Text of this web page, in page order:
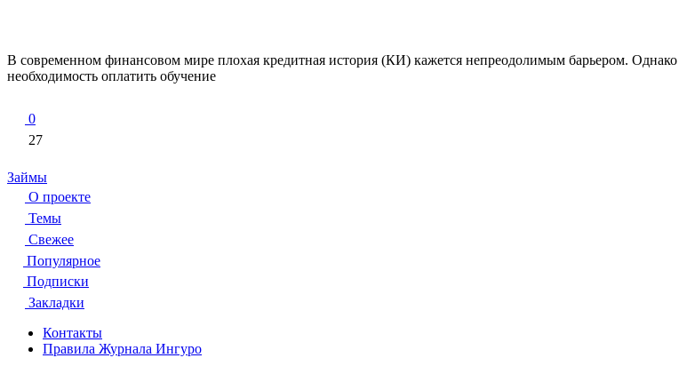
В современном финансовом мире плохая кредитная история (КИ) кажется непреодолимым барьером.
необходимость оплатить обучение
0
27
Займы
О проекте
Темы
Свежее
Популярное
Подписки
Закладки
Контакты
Правила Журнала Ингуро